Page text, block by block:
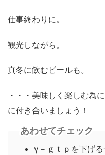
仕事終わりに。
観光しながら。
真冬に飲むビールも。
・・・美味しく楽しむ為
に付き合いましょう！
あわせてチェック
γ－ｇｔｐを下げ